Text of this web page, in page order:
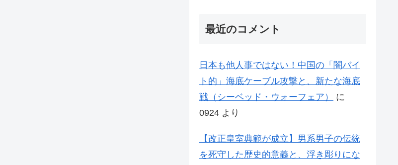
最近のコメント
日本も他人事ではない！中国の「闇バイ
ト的」海底ケーブル攻撃と、新たな海底
戦（シーベッド・ウォーフェア）
に
0924 より
【改正皇室典範が成立】男系男子の伝統
を死守した歴史的意義と、浮き彫りにな